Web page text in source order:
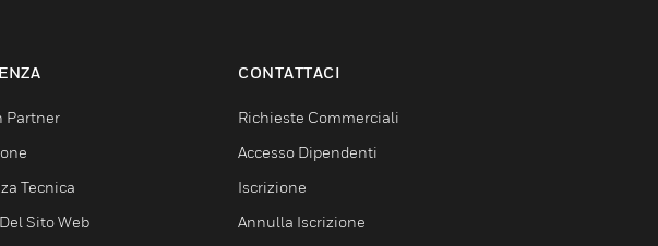
Partner
Tecnica
Sito Web
CONTATTACI
Richieste Commerciali
Accesso Dipendenti
Iscrizione
Annulla Iscrizione